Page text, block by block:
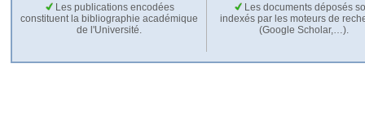
Les publications encodées
constituent la bibliographie académique
de l'Université.
Les documents déposés
indexés par les moteurs de
(Google Scholar,…).